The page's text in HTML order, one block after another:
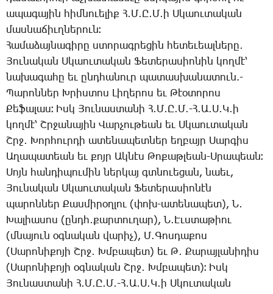
ա­պա­գա­յին հիմ­նո­ւե­լիք Հ․Մ․Ը․Մ­․ի Ս­կաու­տա­կան
մաս­նա­ճիւղ­նե­րուն։
­Հա­մա­ձայ­նա­գի­րը ստո­րագ­րե­ցին հե­տե­ւեալ­նե­րը․
­Յու­նա­կան Ս­կաու­տա­կան ­Ֆե­տե­րա­սիո­նին կող­մէ՝
նա­խա­գա­հը եւ ընդ­հա­նուր պա­տաս­խա­նա­տուն.-
­Պա­րոն­ներ Խ­րիս­տոս ­Լի­ղե­րոս եւ ­Թէօ­տո­րոս
­Քե­ֆա­լաս։ Իսկ ­Յու­նաս­տա­նի Հ․Մ․Ը․Մ․-Հ․Ա․Ս․Կ­․ի
կող­մէ՝ Շր­ջա­նա­յին ­Վար­չու­թեան եւ Ս­կաու­տա­կան
Շրջ․ ­Խոր­հուր­դի ա­տե­նա­պետ­ներ եղ­բայր ­Սար­գիս
Ա­ղա­պա­տեան եւ քոյր Ակ­նէս ­Թո­քաթ­լեան-Ս­րա­պեան։
­Սոյն հան­դի­պու­մին ներ­կայ գտնո­ւե­ցան, նաեւ,
­Յու­նա­կան Ս­կաու­տա­կան ­Ֆե­տե­րա­սիո­նէն
պա­րոն­ներ ­Քաս­մի­րօղ­լու (փոխ-ա­տե­նա­պետ), Ն․
­Խա­լիա­սոս (ընդհ․­քար­տու­ղար), Ն․Էւս­տա­թիու
(մնա­յուն օգ­նա­կան վա­րիչ), Մ․­Գոս­դա­քոս
(­Սա­րո­նի­քո­յի Շրջ․ Խմ­բա­պետ) եւ Թ․ ­Քա­րայ­լա­նի­դիս
(­Սա­րո­նի­քո­յի օգ­նա­կան Շրջ․ Խմ­բա­պետ)։ Իսկ
­Յու­նաս­տա­նի Հ․Մ․Ը․Մ․-Հ․Ա․Ս․Կ­․ի Ս­կու­տա­կան